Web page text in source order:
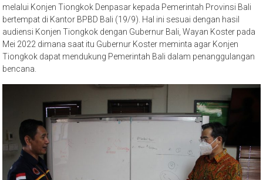
melalui Konjen Tiongkok Denpasar kepada Pemerintah Provinsi Bali
bertempat di Kantor BPBD Bali (19/9). Hal ini sesuai dengan hasil
audiensi Konjen Tiongkok dengan Gubernur Bali, Wayan Koster pada
Mei 2022 dimana saat itu Gubernur Koster meminta agar Konjen
Tiongkok dapat mendukung Pemerintah Bali dalam penanggulangan
bencana.